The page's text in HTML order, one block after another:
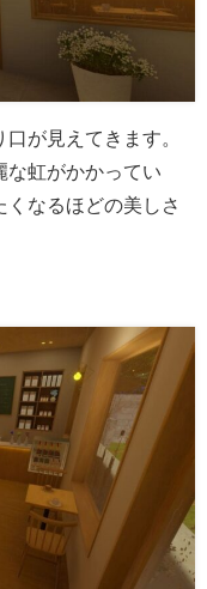
が見えてきます。
な虹がかかってい
なるほどの美しさ